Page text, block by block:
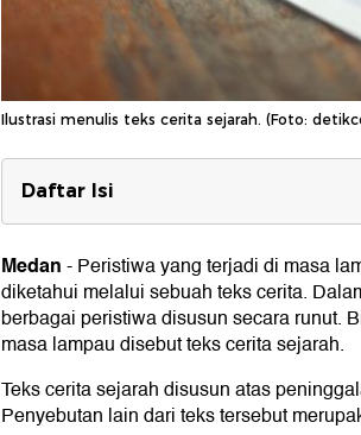
Ilustrasi menulis teks cerita sejarah. (Foto:
Daftar Isi
Apa Itu Teks Cerita Sejarah?
Jenis-Jenis Cerita Teks Sejarah
Ciri-ciri Teks Cerita Sejarah
Struktur Teks Cerita Sejarah
1. Orientasi
2. Isi atau Urutan Peristiwa
Medan-Peristiwa yang terjadi di masa
diketahui melalui sebuah teks cerita.
berbagai peristiwa disusun secara runut.
masa lampau disebut teks cerita sejarah.
Teks cerita sejarah disusun atas
Penyebutan lain dari teks tersebut